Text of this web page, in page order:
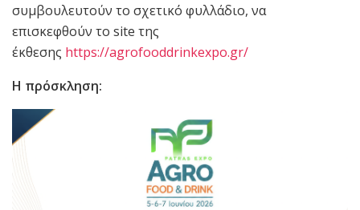
συμβουλευτούν το σχετικό φυλλάδιο, να
επισκεφθούν το site της
έκθεσης https://agrofooddrinkexpo.gr/
H πρόσκληση: